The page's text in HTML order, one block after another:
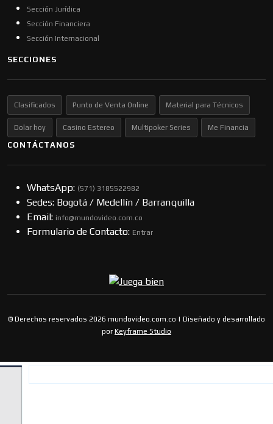
Sección Jurídica
Sección Financiera
Sección Internacional
SECCIONES
Clasificados Punto de Venta Online Material para Técnicos
Dolar hoy Casino Estereo Multipoker Series Me Financia
CONTÁCTANOS
WhatsApp: (57​​1) 3185522982
Sedes: Bogotá / Medellín / Barranquilla
Email: info@mundovideo.com.co
Formulario de Contacto: Entrar
© Derechos reservados 2026 mundovideo.com.co | Diseñado y desarrollado
por Keyframe Studio